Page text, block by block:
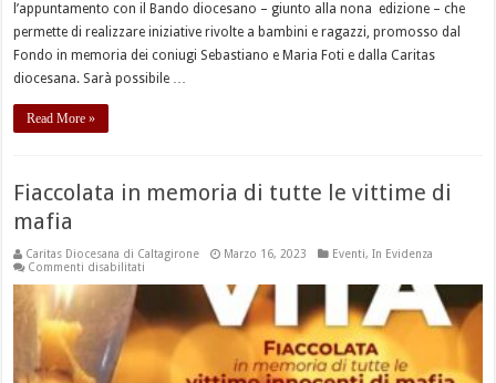
l’appuntamento con il Bando diocesano – giunto alla nona edizione – che
permette di realizzare iniziative rivolte a bambini e ragazzi, promosso dal
Fondo in memoria dei coniugi Sebastiano e Maria Foti e dalla Caritas
diocesana. Sarà possibile …
Read More »
Fiaccolata in memoria di tutte le vittime di
mafia
Caritas Diocesana di Caltagirone Marzo 16, 2023 Eventi,In Evidenza
Commenti disabilitati
di
tutte
vittime